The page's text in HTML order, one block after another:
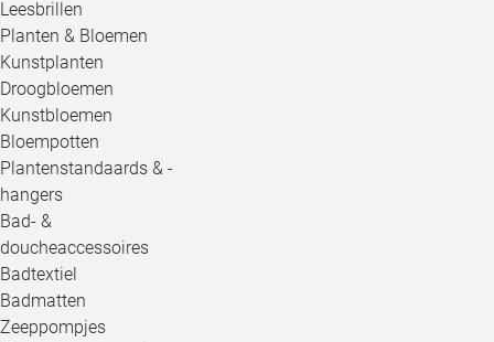
Leesbrillen
Planten & Bloemen
Kunstplanten
Droogbloemen
Kunstbloemen
Bloempotten
Plantenstandaards & -
hangers
Bad- &
doucheaccessoires
Badtextiel
Badmatten
Zeeppompjes